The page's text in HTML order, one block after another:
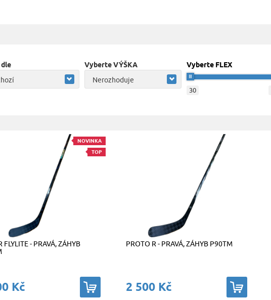
dle
Vyberte VÝŠKA
Nerozhoduje
Vyberte FLEX
30
NOVINKA
TOP
FLYLITE - PRAVÁ, ZÁHYB
Kč
PROTO R - PRAVÁ, ZÁHYB P90TM
2 500 Kč